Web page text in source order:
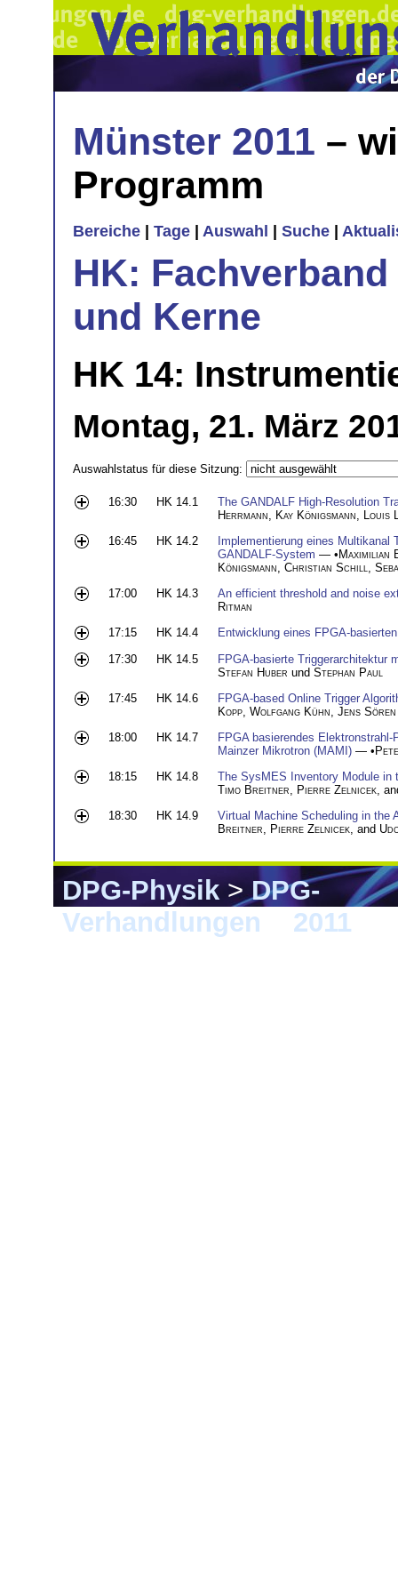
Münster 2011 –
Programm
Bereiche Tage Auswahl Suche
HK:
und Kerne
HK 14:
Montag, 21. März
Auswahlstatus für diese Sitzung:
16:30 HK 14.1
The GANDALF High-Resolution
Herrmann
Kay Königsmann
Louis
16:45
HK 14.2
Implementierung eines Multikanal
GANDALF-System — •Maximilian
Königsmann Christian Schill
17:00
HK 14.3
An efficient threshold and noise
Ritman
17:15
HK 14.4
Entwicklung eines FPGA-
17:30
HK 14.5
FPGA-basierte Triggerarchitektur
Stefan Huber und Stephan Paul
17:45
HK 14.6
FPGA-based Online Trigger
Kopp Wolfgang Kühn Jens Sören
18:00
HK 14.7
FPGA basierendes
Mainzer Mikrotron (MAMI) — •
18:15
HK 14.8
The SysMES Inventory Module in
Timo Breitner
Pierre Zelnicek ,
18:30
HK 14.9
Virtual Machine Scheduling in the
Breitner
Pierre Zelnicek , and
DPG-Physik>DPG-
Verhandlungen
2011